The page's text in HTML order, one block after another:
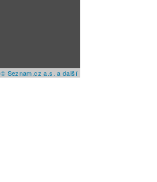
© Seznam.cz a.s. a další